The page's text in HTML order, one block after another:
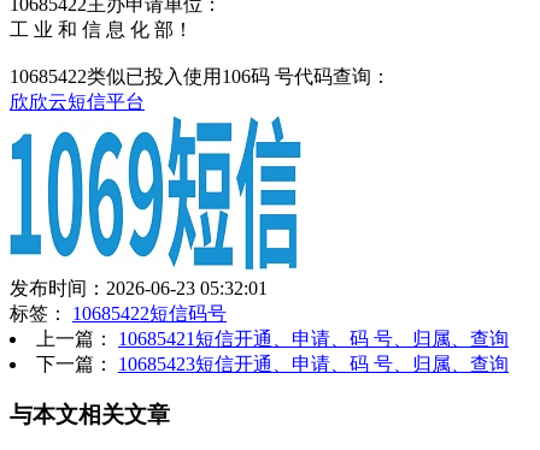
工 业 和 信 息 化 部！
10685422类似已投入使用106码 号代码查询：
欣欣云短信平台
发布时间：2026-06-23 05:32:01
标签： 10685422短信码号
上一篇： 10685421短信开通、申请、码 号、归属、查询
下一篇： 10685423短信开通、申请、码 号、归属、查询
与本文相关文章